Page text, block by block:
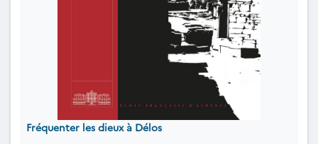
Fréquenter les dieux à Délos